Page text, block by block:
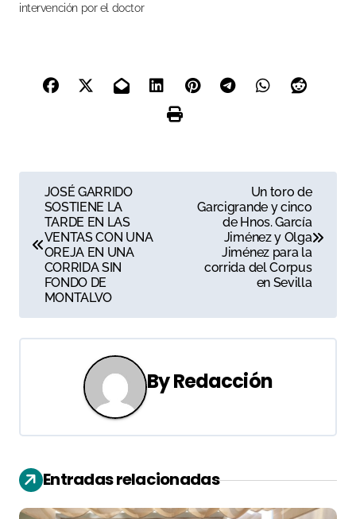
intervención por el doctor
v
g
a
ó
n
JOSÉ GARRIDO
SOSTIENE LA
TARDE EN LAS
VENTAS CON UNA
OREJA EN UNA
CORRIDA SIN
FONDO DE
MONTALVO
Un toro de
Garcigrande y cinco
de Hnos. García
Jiménez y Olga
Jiménez para la
corrida del Corpus
en Sevilla
ByRedacción
Entradas relacionadas